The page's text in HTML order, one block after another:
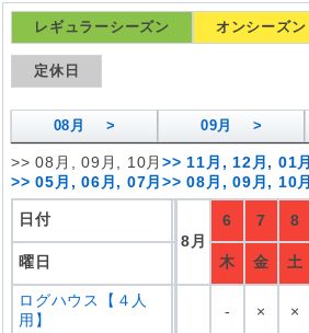
レギュラーシーズン オンシーズン
定休日
08月 > 09月 >
>>08月, 09月, 10月 >> 11月, 12月, 01月
>>05月, 06月, 07月 >>08月, 09月, 10月
日付
8 月
6 7 8
曜日 木 金 土
ログハウス【４人
用】
- × ×